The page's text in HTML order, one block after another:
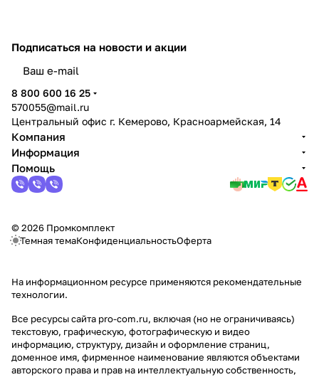
Подписаться на новости и акции
8 800 600 16 25
570055@mail.ru
Центральный офис г. Кемерово, Красноармейская, 14
Компания
Информация
Помощь
© 2026 Промкомплект
Темная темаКонфиденциальностьОферта
На информационном ресурсе применяются рекомендательные
технологии.
Все ресурсы сайта pro-com.ru, включая (но не ограничиваясь)
текстовую, графическую, фотографическую и видео
информацию, структуру, дизайн и оформление страниц,
доменное имя, фирменное наименование являются объектами
авторского права и прав на интеллектуальную собственность,